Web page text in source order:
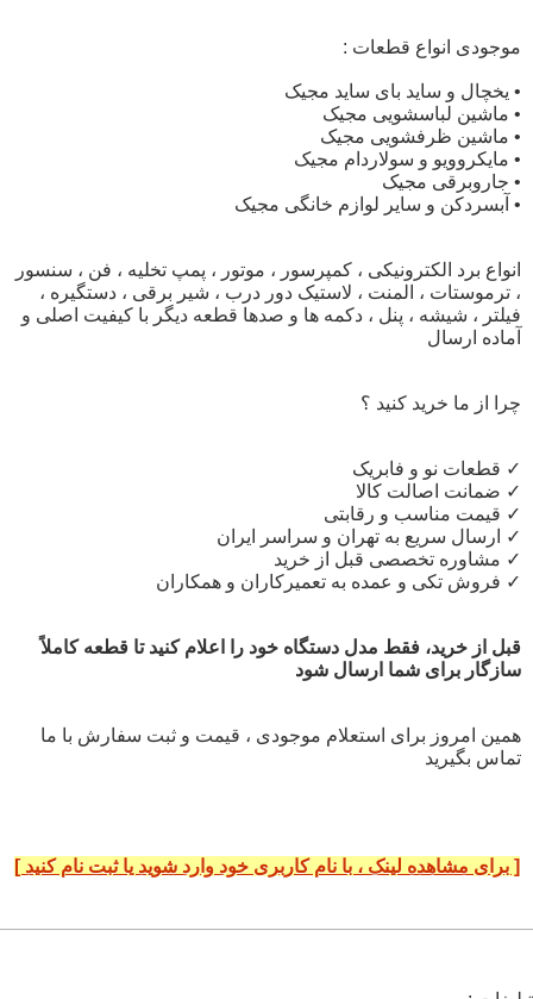
موجودی انواع قطعات :
• یخچال و ساید بای ساید مجیک
• ماشین لباسشویی مجیک
• ماشین ظرفشویی مجیک
• مایکروویو و سولاردام مجیک
• جاروبرقی مجیک
• آبسردکن و سایر لوازم خانگی مجیک
انواع برد الکترونیکی ، کمپرسور ، موتور ، پمپ تخلیه ، فن ، سنسور
، ترموستات ، المنت ، لاستیک دور درب ، شیر برقی ، دستگیره ،
فیلتر ، شیشه ، پنل ، دکمه ها و صدها قطعه دیگر با کیفیت اصلی و
آماده ارسال
چرا از ما خرید کنید ؟
✓ قطعات نو و فابریک
✓ ضمانت اصالت کالا
✓ قیمت مناسب و رقابتی
✓ ارسال سریع به تهران و سراسر ایران
✓ مشاوره تخصصی قبل از خرید
✓ فروش تکی و عمده به تعمیرکاران و همکاران
قبل از خرید، فقط مدل دستگاه خود را اعلام کنید تا قطعه کاملاً
سازگار برای شما ارسال شود
همین امروز برای استعلام موجودی ، قیمت و ثبت سفارش با ما
تماس بگیرید
[ برای مشاهده لینک ، با نام کاربری خود وارد شوید یا ثبت نام کنید ]